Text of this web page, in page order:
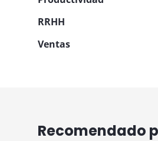
RRHH
Ventas
Recomendado